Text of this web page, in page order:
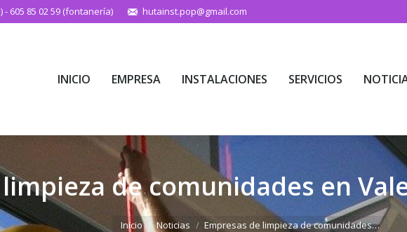
- 605 85 02 59 (fontanería) hutainst.pop@gmail.com
INICIO EMPRESA INSTALACIONES SERVICIOS
de comunidades en
Estás aquí:
Inicio Noticias Empresas de limpieza de comunidades…